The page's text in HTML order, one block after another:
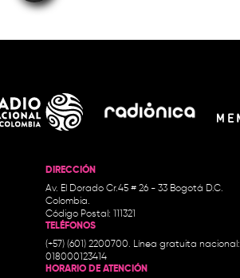
DIRECCIÓN
Av. El Dorado Cr.45 # 26 - 33 Bogotá D.C.
Colombia.
Código Postal: 111321
TELÉFONOS
(+57) (601) 2200700. Línea gratuita nacional:
018000123414
HORARIO DE ATENCIÓN